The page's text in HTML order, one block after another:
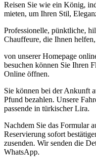
Reisen Sie wie ein König,
mieten, um Ihren Stil,
Professionelle, pünktliche,
Chauffeure, die Ihnen
von unserer Homepage
besuchen können Sie Ihren
Online öffnen.
Sie können bei der Ankunft
Pfund bezahlen. Unsere
passende in türkischer Lira.
Nachdem Sie das Formular
Reservierung sofort
zusenden. Wir senden die
WhatsApp.